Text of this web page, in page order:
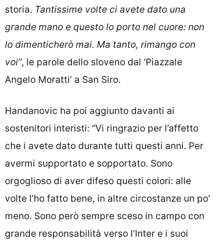
storia. Tantissime volte ci avete dato una
grande mano e questo lo porto nel cuore: non
lo dimenticherò mai. Ma tanto, rimango con
voi”, le parole dello sloveno dal ‘Piazzale
Angelo Moratti’ a San Siro.
Handanovic ha poi aggiunto davanti ai
sostenitori interisti: “Vi ringrazio per l’affetto
che i avete dato durante tutti questi anni. Per
avermi supportato e sopportato. Sono
orgoglioso di aver difeso questi colori: alle
volte l’ho fatto bene, in altre circostanze un po’
meno. Sono però sempre sceso in campo con
grande responsabilità verso l’Inter e i suoi